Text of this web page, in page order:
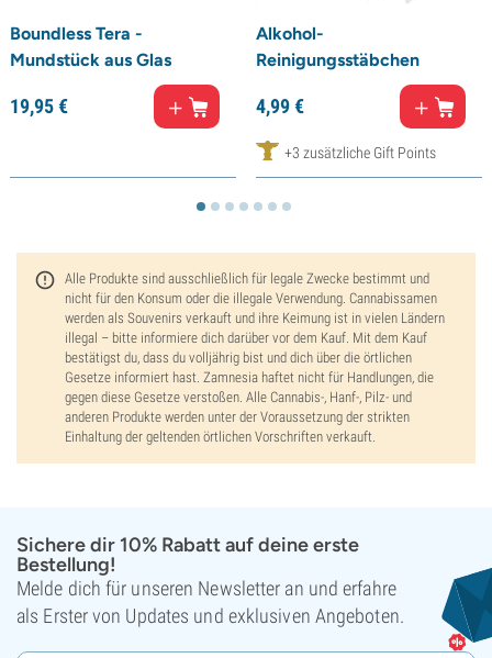
Boundless Tera -
Mundstück aus Glas
19,95€
Alkohol-
Reinigungsstäbchen
4,99€
+3 zusätzliche Gift Points
Alle Produkte sind ausschließlich für legale Zwecke bestimmt und
nicht für den Konsum oder die illegale Verwendung. Cannabissamen
werden als Souvenirs verkauft und ihre Keimung ist in vielen Ländern
illegal – bitte informiere dich darüber vor dem Kauf. Mit dem Kauf
bestätigst du, dass du volljährig bist und dich über die örtlichen
Gesetze informiert hast. Zamnesia haftet nicht für Handlungen, die
gegen diese Gesetze verstoßen. Alle Cannabis-, Hanf-, Pilz- und
anderen Produkte werden unter der Voraussetzung der strikten
Einhaltung der geltenden örtlichen Vorschriften verkauft.
Sichere dir 10% Rabatt auf deine erste
Bestellung!
Melde dich für unseren Newsletter an und erfahre
als Erster von Updates und exklusiven Angeboten.